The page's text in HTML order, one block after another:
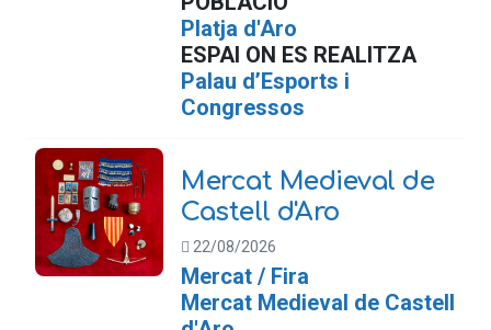
Platja d'Aro
ESPAI ON ES REALITZA
Palau d’Esports i
Congressos
Mercat Medieval de
Castell d'Aro
22/08/2026
Mercat / Fira
Mercat Medieval de Castell